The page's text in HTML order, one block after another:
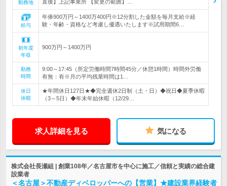
勤務地
直後】上記事業所 【変更の範囲】…
給与
年俸900万円～1400万400円※12分割した金額を毎月支給※経
験・年齢・資格など考慮し優遇いたします※試用期間6…
初年度
年収
900万円～1400万円
勤務
時間
9:00～17:45（所定労働時間7時間45分／休憩1時間）時間外労働
有無：有※月の平均残業時間は1…
休日
休暇
★年間休日127日★◆完全週休2日制（土・日）◆祝日◆夏季休暇
（3～5日）◆年末年始休暇（12/29…
求人詳細を見る 気になる
株式会社長瀬組 | 創業108年／名古屋市を中心に施工／信頼と実績の総合建
設業者
＜名古屋＞不動産ディベロッパーへの【営業】★建設業界経験者